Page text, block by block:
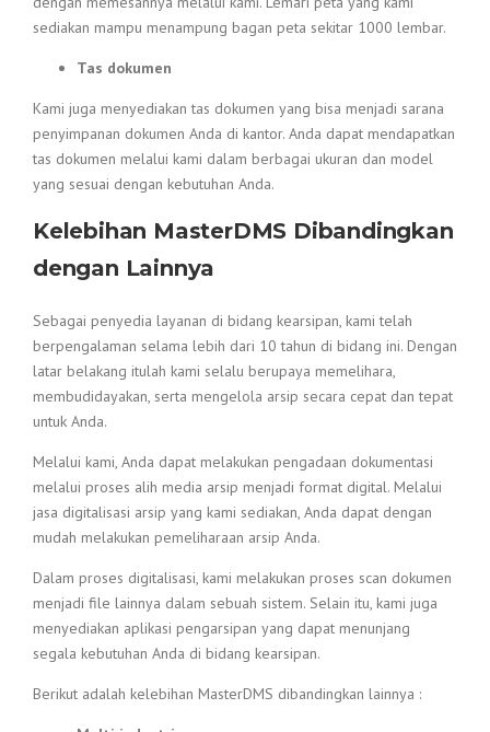
sediakan mampu menampung bagan peta sekitar 1000 lembar.
Tas dokumen
Kami juga menyediakan tas dokumen yang bisa menjadi sarana
penyimpanan dokumen Anda di kantor. Anda dapat mendapatkan
tas dokumen melalui kami dalam berbagai ukuran dan model
yang sesuai dengan kebutuhan Anda.
Kelebihan MasterDMS Dibandingkan
dengan Lainnya
Sebagai penyedia layanan di bidang kearsipan, kami telah
berpengalaman selama lebih dari 10 tahun di bidang ini. Dengan
latar belakang itulah kami selalu berupaya memelihara,
membudidayakan, serta mengelola arsip secara cepat dan tepat
untuk Anda.
Melalui kami, Anda dapat melakukan pengadaan dokumentasi
melalui proses alih media arsip menjadi format digital. Melalui
jasa digitalisasi arsip yang kami sediakan, Anda dapat dengan
mudah melakukan pemeliharaan arsip Anda.
Dalam proses digitalisasi, kami melakukan proses scan dokumen
menjadi file lainnya dalam sebuah sistem. Selain itu, kami juga
menyediakan aplikasi pengarsipan yang dapat menunjang
segala kebutuhan Anda di bidang kearsipan.
Berikut adalah kelebihan MasterDMS dibandingkan lainnya :